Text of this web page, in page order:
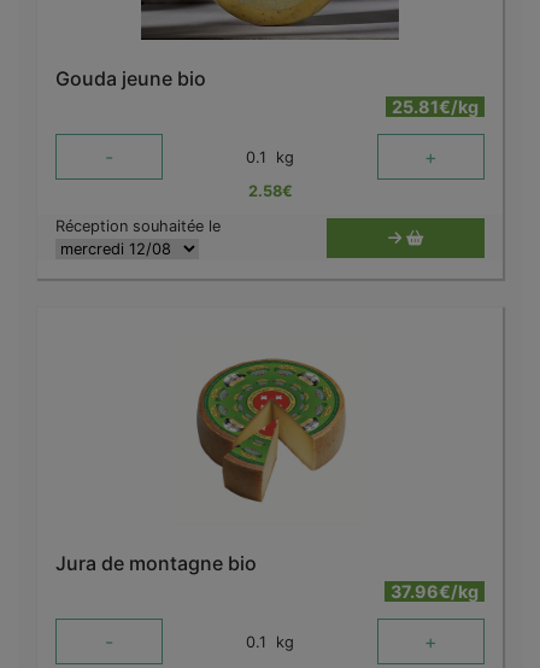
Gouda jeune bio
25.81€/kg
- 0.1 kg +
2.58€
Réception souhaitée le
Jura de montagne bio
37.96€/kg
- 0.1 kg +